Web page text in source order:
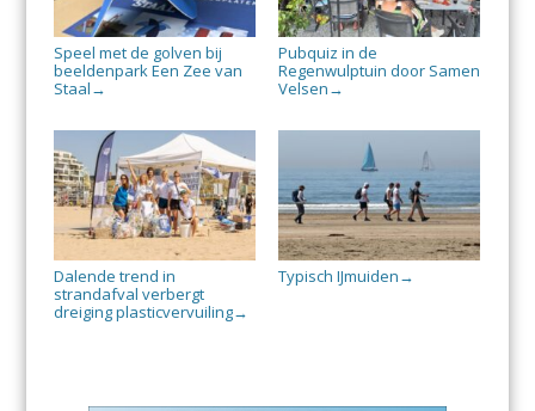
Speel met de golven bij
beeldenpark Een Zee van
Staal →
Pubquiz in de
Regenwulptuin door Samen
Velsen →
Dalende trend in
strandafval verbergt
dreiging plasticvervuiling→
Typisch IJmuiden →